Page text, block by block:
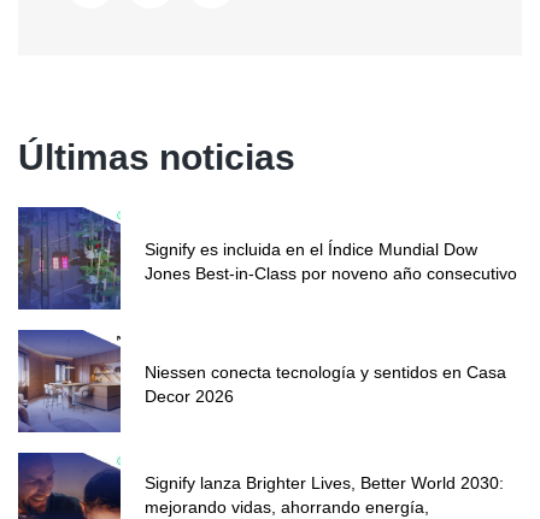
Últimas noticias
Signify es incluida en el Índice Mundial Dow
Jones Best-in-Class por noveno año consecutivo
Niessen conecta tecnología y sentidos en Casa
Decor 2026
Signify lanza Brighter Lives, Better World 2030:
mejorando vidas, ahorrando energía,